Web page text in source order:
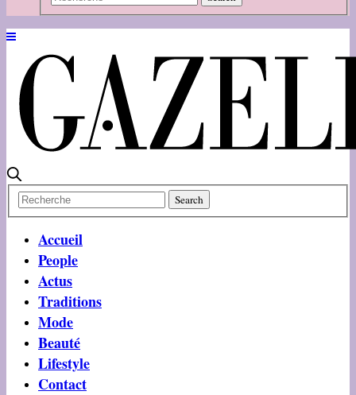
Accueil
People
Actus
Traditions
Mode
Beauté
Lifestyle
Contact